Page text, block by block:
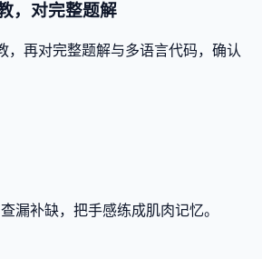
，对完整题解
，再对完整题解与多语言代码，确认
漏补缺，把手感练成肌肉记忆。